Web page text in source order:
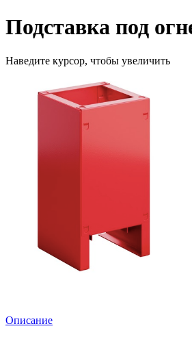
Подставка под
Наведите курсор, чтобы увеличить
Описание